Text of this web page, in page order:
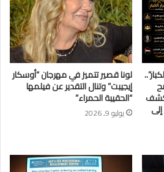
لونا قصير تتميز في مهرجان “أوسكار
إيجيبت” وتنال التقدير عن فيلمها
“الحقيبة الحمراء”
يوليو 9, 2026